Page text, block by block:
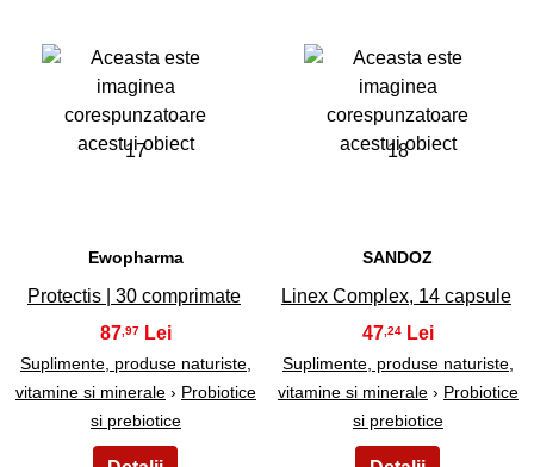
17
Ewopharma
Protectis | 30 comprimate
87,97
Suplimente, produse naturiste,
vitamine si minerale› Probiotice
si prebiotice
18
SANDOZ
Linex Complex, 14 capsule
47,24
Suplimente, produse naturiste,
vitamine si minerale› Probiotice
si prebiotice